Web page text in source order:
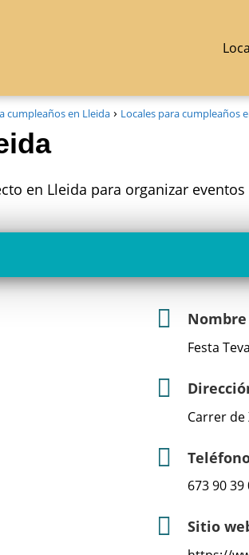
cumpleaños en Lleida Locales para cumpleaños
en Lleida para organizar
Nombre
Festa Teva
Carrer de
673 90 39
Sitio